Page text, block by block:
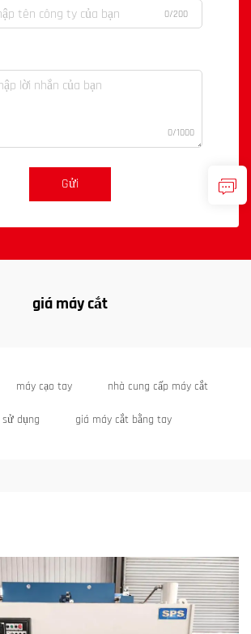
0/200
0/1000
Gửi
giá máy cắt
máy cạo tay nhà cung cấp máy cắt
dụng giá máy cắt bằng tay